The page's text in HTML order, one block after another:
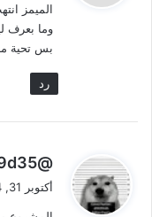
ل
الميمز
وما بعرف
بس تحية
رد
ي
ق
@rai99d35
أكتوبر 31, 2024 الساعة 9:46 م